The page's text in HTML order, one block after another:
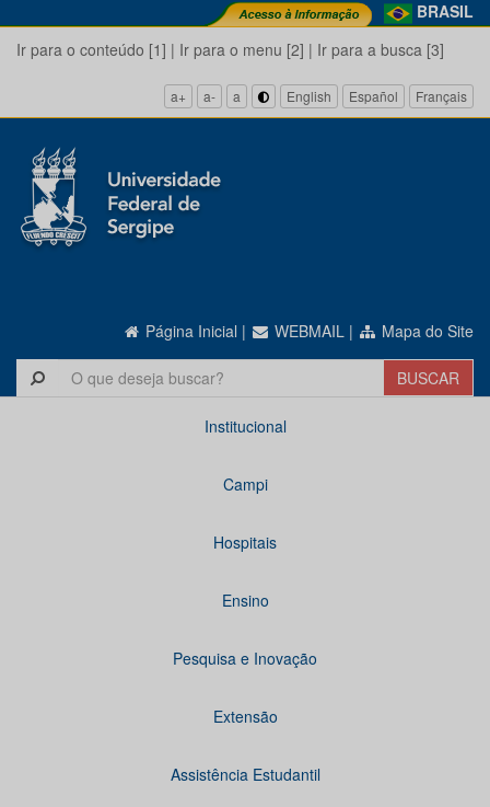
BRASIL
Ir para o conteúdo [1] | Ir para o menu [2] | Ir para a busca [3]
a+ a- a English Español Français
Página Inicial | WEBMAIL | Mapa do Site
Institucional
Campi
Hospitais
Ensino
Pesquisa e Inovação
Extensão
Assistência Estudantil